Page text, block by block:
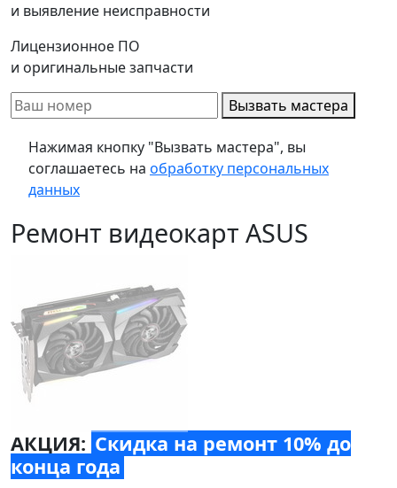
и выявление неисправности
Лицензионное ПО
и оригинальные запчасти
Вызвать мастера
Нажимая кнопку "Вызвать мастера", вы
соглашаетесь на обработку персональных
данных
Ремонт видеокарт ASUS
АКЦИЯ: Скидка на ремонт 10% до
конца года